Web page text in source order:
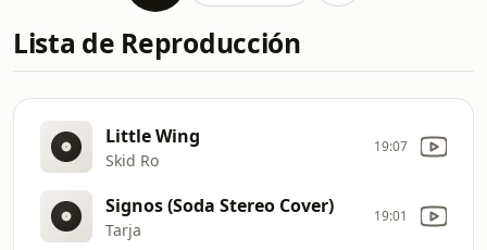
Lista de Reproducción
Little Wing
Skid Ro
19:07
Signos (Soda Stereo Cover)
Tarja
19:01